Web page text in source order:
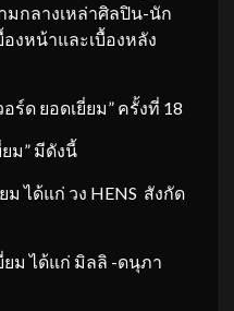
กลางเหล่าศิลปิน-นัก
งหน้าและเบื้องหลัง
ร์ด ยอดเยี่ยม” ครั้งที่ 18
ม” มีดังนี้
ได้แก่ วง HENS สังกัด
ยม ได้แก่ มิลลิ -ดนุภา